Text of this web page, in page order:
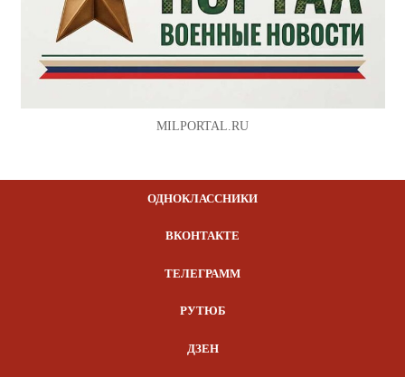
MILPORTAL.RU
ОДНОКЛАССНИКИ
ВКОНТАКТЕ
ТЕЛЕГРАММ
РУТЮБ
ДЗЕН